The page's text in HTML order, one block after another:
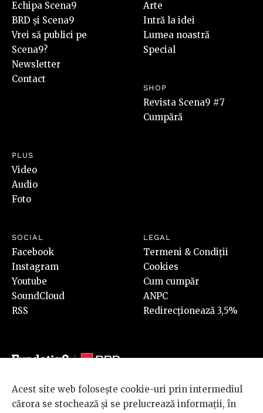
Echipa Scena9
BRD și Scena9
Vrei să publici pe
Scena9?
Newsletter
Contact
Arte
Intră la idei
Lumea noastră
Special
SHOP
Revista Scena9 #7
Cumpără
PLUS
Video
Audio
Foto
SOCIAL
Facebook
Instagram
Youtube
SoundCloud
RSS
LEGAL
Termeni & Condiții
Cookies
Cum cumpăr
ANPC
Redirecționează 3,5%
© 2026 BRD Groupe Société Générale, toate drepturile rezervate.
Acest site web folosește cookie-uri prin intermediul
cărora se stochează și se prelucrează informații, în